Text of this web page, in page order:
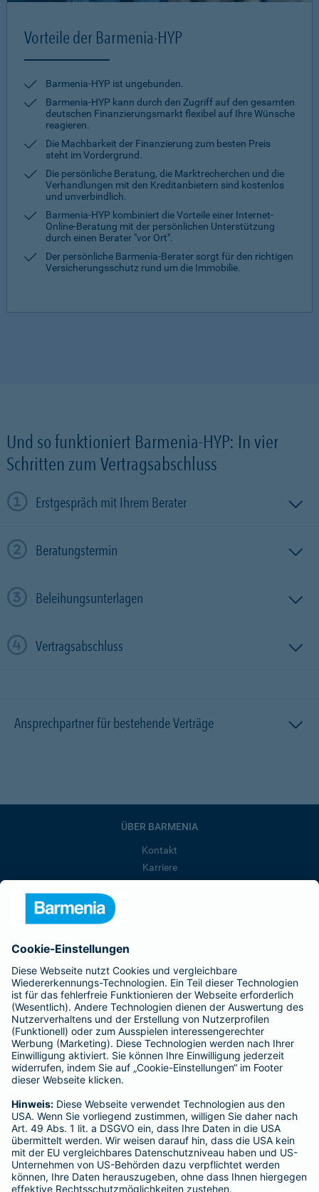
Vorteile der Barmenia-HYP
Barmenia-HYP ist ungebunden.
Barmenia-HYP kann durch den Zugriff auf den gesamten
deutschen Finanzierungsmarkt flexibel auf Ihre Wünsche
reagieren.
Die Machbarkeit der Finanzierung zum besten Preis
steht im Vordergrund.
Die persönliche Beratung, die Marktrecherchen und die
Verhandlungen mit den Kreditanbietern sind kostenlos
und unverbindlich.
Barmenia-HYP kombiniert die Vorteile einer Internet-
Online-Beratung mit der persönlichen Unterstützung
durch einen Berater "vor Ort".
Der persönliche Barmenia-Berater sorgt für den richtigen
Versicherungsschutz rund um die Immobilie.
Und so funktioniert Barmenia-HYP: In vier
Schritten zum Vertragsabschluss
Erstgespräch mit Ihrem Berater
Beratungstermin
Beleihungsunterlagen
Vertragsabschluss
Ansprechpartner für bestehende Verträge
ÜBER BARMENIA
Kontakt
Karriere
Barmenia ist Teil der BarmeniaGothaer
BELIEBTE SEITEN
Kranken-Zusatzversicherung
Tierversicherungen
Haftpflichtversicherung
Hausratversicherung
Adresse ändern
Schaden melden
Kilometerstandsmeldung
Serviceübersicht